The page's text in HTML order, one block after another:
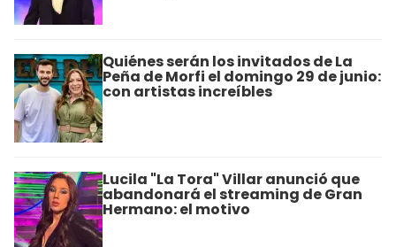
Quiénes serán los invitados de La
Peña de Morfi el domingo 29 de junio:
con artistas increíbles
Lucila "La Tora" Villar anunció que
abandonará el streaming de Gran
Hermano: el motivo